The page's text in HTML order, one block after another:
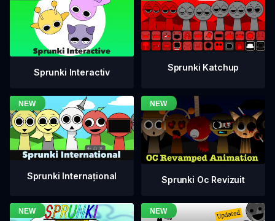
Sprunki Interactiv Sprunki Katchup
Sprunki Internațional Sprunki Oc Revizuit